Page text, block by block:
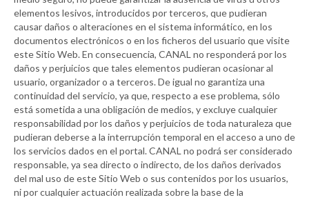
elementos lesivos, introducidos por terceros, que pudieran
causar daños o alteraciones en el sistema informático, en los
documentos electrónicos o en los ficheros del usuario que visite
este Sitio Web. En consecuencia, CANAL no responderá por los
daños y perjuicios que tales elementos pudieran ocasionar al
usuario, organizador o a terceros. De igual no garantiza una
continuidad del servicio, ya que, respecto a ese problema, sólo
está sometida a una obligación de medios, y excluye cualquier
responsabilidad por los daños y perjuicios de toda naturaleza que
pudieran deberse a la interrupción temporal en el acceso a uno de
los servicios dados en el portal.CANAL no podrá ser considerado
responsable, ya sea directo o indirecto, de los daños derivados
del mal uso de este Sitio Web o sus contenidos por los usuarios,
ni por cualquier actuación realizada sobre la base de la